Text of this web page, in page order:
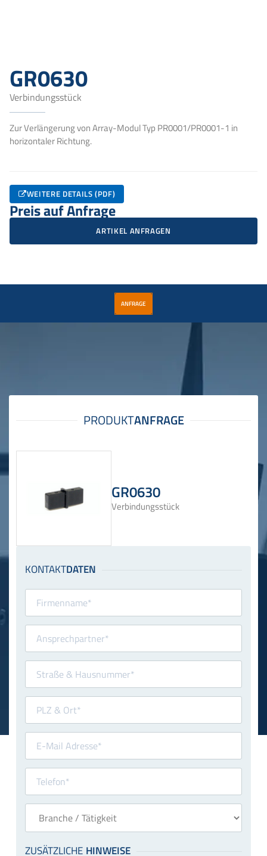
GR0630
Verbindungsstück
Zur Verlängerung von Array-Modul Typ PR0001/PR0001-1 in
horizontaler Richtung.
WEITERE DETAILS (PDF)
Preis auf Anfrage
ARTIKEL ANFRAGEN
ANFRAGE
GR0630
Verbindungsstück